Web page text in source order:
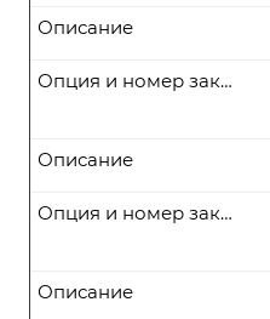
Описание
Опция и номер заказа
Описание
Опция и номер заказа
Описание